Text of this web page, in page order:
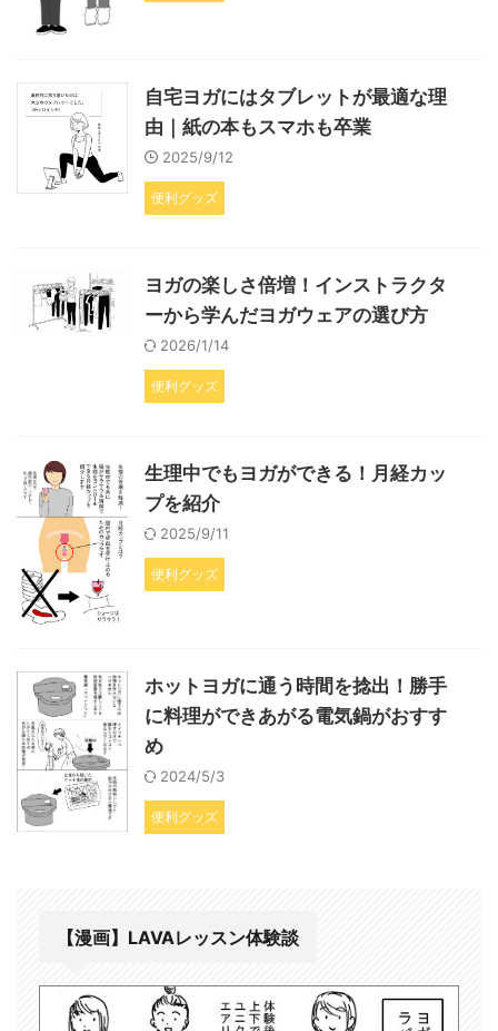
自宅ヨガにはタブレットが最適な理
由｜紙の本もスマホも卒業
2025/9/12
便利グッズ
ヨガの楽しさ倍増！インストラクタ
ーから学んだヨガウェアの選び方
2026/1/14
便利グッズ
生理中でもヨガができる！月経カッ
プを紹介
2025/9/11
便利グッズ
ホットヨガに通う時間を捻出！勝手
に料理ができあがる電気鍋がおすす
め
2024/5/3
便利グッズ
【漫画】LAVAレッスン体験談